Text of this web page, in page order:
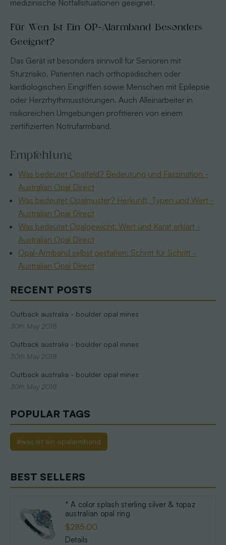
RECENT POSTS
Outback australia - boulder opal mines
30th May 2018
Outback australia - boulder opal mines
30th May 2018
Outback australia - boulder opal mines
30th May 2018
POPULAR TAGS
#was ist ein opalarmband
BEST SELLERS
* A color splash sterling silver & topaz
australian opal ring
$285.00
Details
medizinische Notfallsituationen geeignet.
Für Wen Ist Ein OP-Alarmband Besonders
Geeignet?
Das Gerät ist besonders sinnvoll für Senioren mit
Sturzrisiko, Patienten nach orthopädischen oder
kardiologischen Eingriffen sowie Menschen mit Epilepsie
oder Herzrhythmusstörungen. Auch Alleinarbeiter in
risikoreichen Umgebungen profitieren von einem
zertifizierten Notrufarmband.
Empfehlung
Was bedeutet Opalfeld? Bedeutung und Faszination -
Australian Opal Direct
Was bedeutet Opalmuster? Herkunft, Typen und Wert -
Australian Opal Direct
Was bedeutet Opalgewicht: Wert und Karat erklärt -
Australian Opal Direct
Opal-Armband selbst gestalten: Schritt für Schritt -
Australian Opal Direct